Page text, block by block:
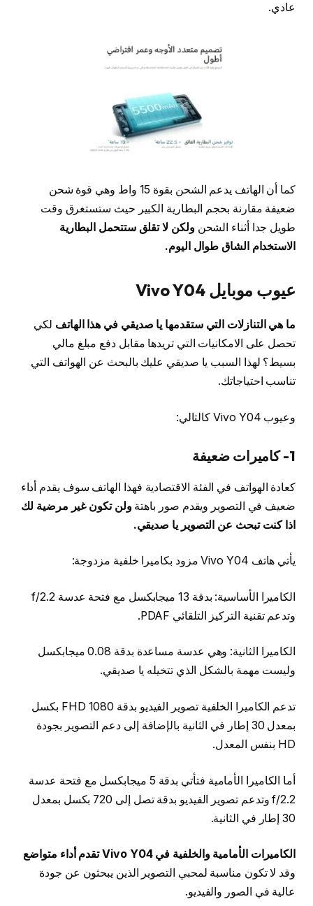
عادي.
كما أن الهاتف يدعم الشحن بقوة 15 واط وهي قوة شحن
ضعيفة مقارنة بحجم البطارية الكبير حيث ستستغرق وقت
طويل جدا أثناء الشحنولكن لا تقلق ستتحمل البطارية
الاستخدام الشاق طوال اليوم.
عيوب موبايل Vivo Y04
ما هي التنازلات التي ستقدمها يا صديقي في هذا الهاتف لكي
تحصل على الامكانيات التي تريدها مقابل دفع مبلغ مالي
بسيط؟ لهذا السبب يا صديقي عليك بالبحث عن الهواتف التي
تناسب احتياجاتك.
وعيوب Vivo Y04 كالتالي:
1- كاميرات ضعيفة
كعادة الهواتف في الفئة الاقتصادية فهذا الهاتف سوف يقدم أداء
ضعيف في التصوير ويقدم صور باهتةولن تكون غير مرضية لك
اذا كنت تبحث عن التصوير يا صديقي.
يأتي هاتف Vivo Y04 مزود بكاميرا خلفية مزدوجة:
الكاميرا الأساسية: بدقة 13 ميجابكسل مع فتحة عدسة f/2.2
وتدعم تقنية التركيز التلقائي PDAF.
الكاميرا الثانية: وهي عدسة مساعدة بدقة 0.08 ميجابكسل
وليست مهمة بالشكل الذي تتخيله يا صديقي.
تدعم الكاميرا الخلفية تصوير الفيديو بدقة FHD 1080 بكسل
بمعدل 30 إطار في الثانية بالإضافة إلى دعم التصوير بجودة
HD بنفس المعدل.
أما الكاميرا الأمامية فتأتي بدقة 5 ميجابكسل مع فتحة عدسة
f/2.2 وتدعم تصوير الفيديو بدقة تصل إلى 720 بكسل بمعدل
30 إطار في الثانية.
الكاميرات الأمامية والخلفية في Vivo Y04 تقدم أداء متواضع
وقد لا تكون مناسبة لمحبي التصوير الذين يبحثون عن جودة
عالية في الصور والفيديو.